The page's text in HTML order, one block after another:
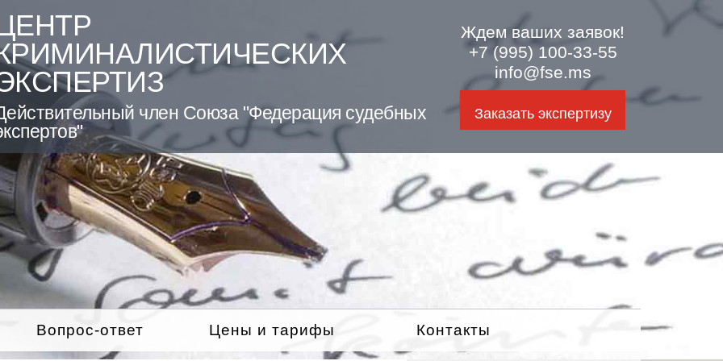
член Союза "Федерация судебных
Ждем ваших заявок!
+7 (995) 100-33-55
info@fse.ms
Заказать экспертизу
Вопрос-ответ Цены и тарифы Контакты